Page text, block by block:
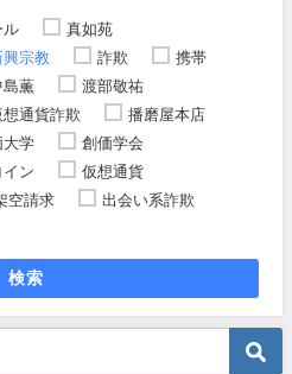
ル
真如苑
興宗教 詐欺
携帯
島薫
渡部敬祐
想通貨詐欺
播磨屋本店
大学
創価学会
イン
仮想通貨
空請求
出会い系詐欺
検索